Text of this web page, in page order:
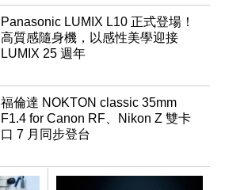
Panasonic LUMIX L10 正式登場！
高質感隨身機，以感性美學迎接
LUMIX 25 週年
福倫達 NOKTON classic 35mm
F1.4 for Canon RF、Nikon Z 雙卡
口 7 月同步登台